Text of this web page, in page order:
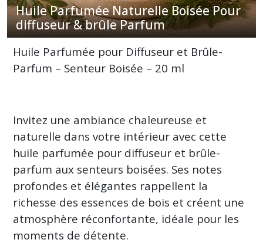
Huile Parfumée Naturelle Boisée Pour
diffuseur & brûle Parfum
Huile Parfumée pour Diffuseur et Brûle-
Parfum – Senteur Boisée – 20 ml
Invitez une ambiance chaleureuse et
naturelle dans votre intérieur avec cette
huile parfumée pour diffuseur et brûle-
parfum aux senteurs boisées. Ses notes
profondes et élégantes rappellent la
richesse des essences de bois et créent une
atmosphère réconfortante, idéale pour les
moments de détente.
Huile
Parfumée
Fruitée
Pour
diffuseur
(39)
Huile
Parfumée
Naturelle
Aromatique
diffuseur
&
brûle
Parfum